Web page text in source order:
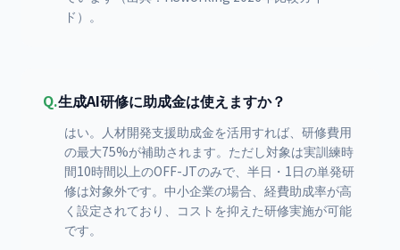
ド）。
Q.生成AI研修に助成金は使えますか？
はい。人材開発支援助成金を活用すれば、研修費用
の最大75%が補助されます。ただし対象は実訓練時
間10時間以上のOFF-JTのみで、半日・1日の単発研
修は対象外です。中小企業の場合、経費助成率が高
く設定されており、コストを抑えた研修実施が可能
です。